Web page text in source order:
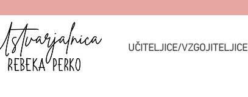
UČITELJICE/VZGOJITELJICE